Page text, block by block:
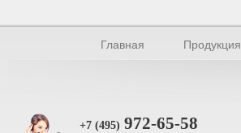
Главная Продукция
+7 (495) 972-65-58